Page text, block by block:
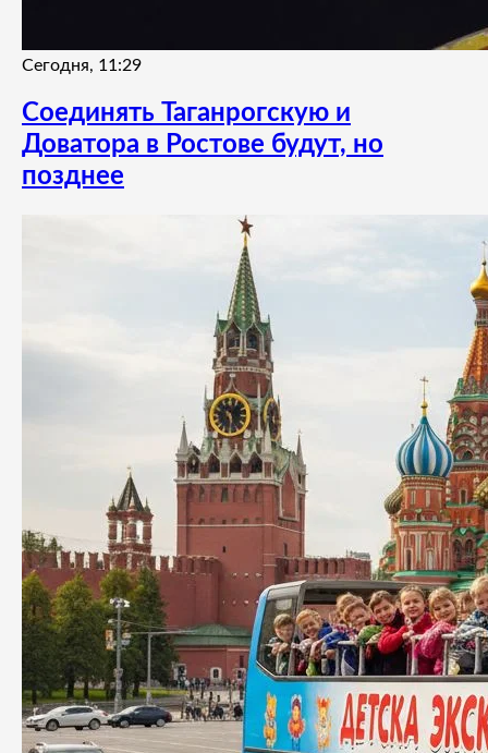
Сегодня, 11:29
Соединять Таганрогскую и
Доватора в Ростове будут, но
позднее